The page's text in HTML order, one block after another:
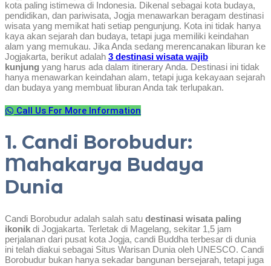
kota paling istimewa di Indonesia. Dikenal sebagai kota budaya,
pendidikan, dan pariwisata, Jogja menawarkan beragam destinasi
wisata yang memikat hati setiap pengunjung. Kota ini tidak hanya
kaya akan sejarah dan budaya, tetapi juga memiliki keindahan
alam yang memukau. Jika Anda sedang merencanakan liburan ke
Jogjakarta, berikut adalah 3 destinasi wisata wajib
kunjung yang harus ada dalam itinerary Anda. Destinasi ini tidak
hanya menawarkan keindahan alam, tetapi juga kekayaan sejarah
dan budaya yang membuat liburan Anda tak terlupakan.
Call Us For More Information
1. Candi Borobudur:
Mahakarya Budaya
Dunia
Candi Borobudur adalah salah satu destinasi wisata paling
ikonik di Jogjakarta. Terletak di Magelang, sekitar 1,5 jam
perjalanan dari pusat kota Jogja, candi Buddha terbesar di dunia
ini telah diakui sebagai Situs Warisan Dunia oleh UNESCO. Candi
Borobudur bukan hanya sekadar bangunan bersejarah, tetapi juga